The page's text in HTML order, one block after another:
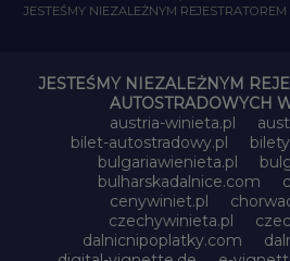
JESTEŚMY NIEZALEŻNYM
JESTEŚMY NIEZALEŻNYM
AUTOSTRADOWYCH
austria-winieta.pl
bilet-autostradowy.pl
bulgariawienieta.pl
bulharskadalnice.com
cenywiniet.pl
czechywinieta.pl
dalnicnipoplatky.com